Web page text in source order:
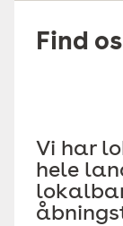
Find os
Vi har
hele